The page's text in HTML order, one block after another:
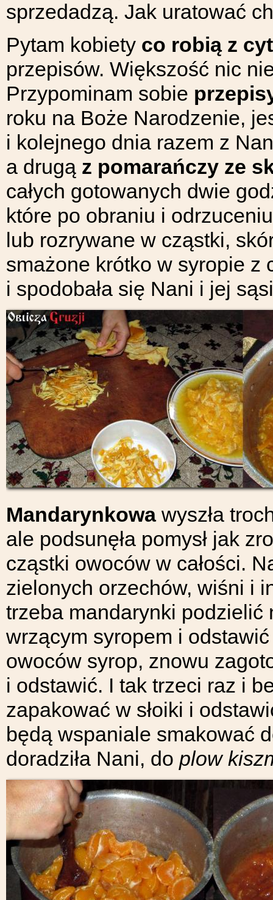
sprzedadzą. Jak uratować
Pytam kobiety co robią z
przepisów. Większość nic
Przypominam sobie
roku na Boże Narodzenie,
i kolejnego dnia razem z
a drugą z pomarańczy ze
całych gotowanych dwie
które po obraniu i
lub rozrywane w cząstki,
smażone krótko w syropie z
i spodobała się Nani i jej
Mandarynkowawyszła
ale podsunęła pomysł jak
cząstki owoców w całości.
zielonych orzechów, wiśni i
trzeba mandarynki
wrzącym syropem i
owoców syrop, znowu
i odstawić. I tak trzeci raz i
zapakować w słoiki i
będą wspaniale smakować
doradziła Nani, do plow